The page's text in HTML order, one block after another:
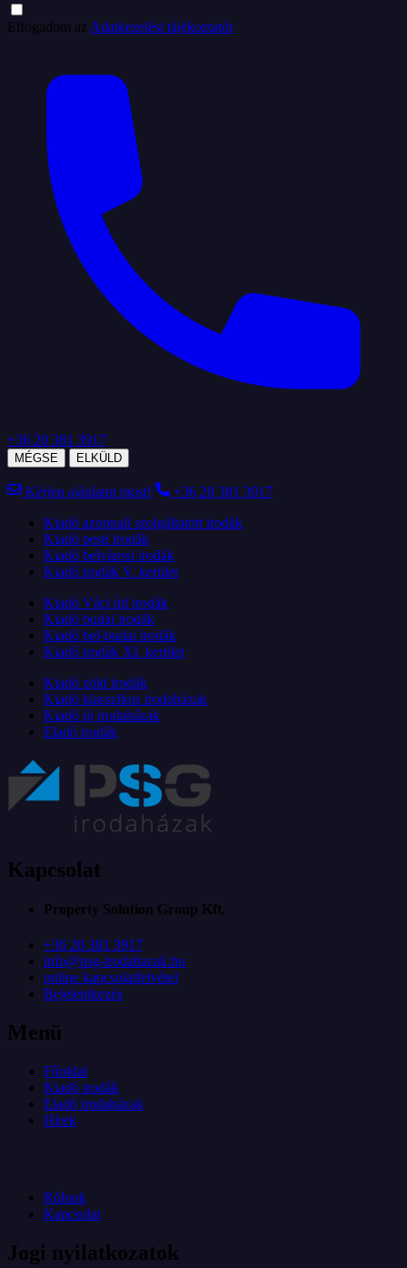
Elfogadom az Adatkezelési tájékoztatót
+36 20 381 3917
MÉGSE ELKÜLD
Kérjen ajánlatot most!
+36 20 381 3917
Kiadó azonnali szolgáltatott irodák
Kiadó pesti irodák
Kiadó belvárosi irodák
Kiadó irodák V. kerület
Kiadó Váci úti irodák
Kiadó budai irodák
Kiadó bel-budai irodák
Kiadó irodák XI. kerület
Kiadó zöld irodák
Kiadó klasszikus irodaházak
Kiadó új irodaházak
Eladó irodák
Kapcsolat
Property Solution Group Kft.
+36 20 381 3917
info@psg-irodahazak.hu
online kapcsolatfelvétel
Bejelentkezés
Menü
Főoldal
Kiadó irodák
Eladó irodaházak
Hírek
Rólunk
Kapcsolat
Jogi nyilatkozatok